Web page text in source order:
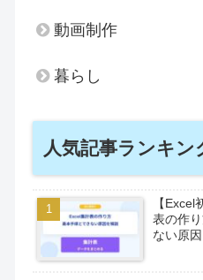
動画制作
暮らし
人気記事ランキン
【
表の作
ない原